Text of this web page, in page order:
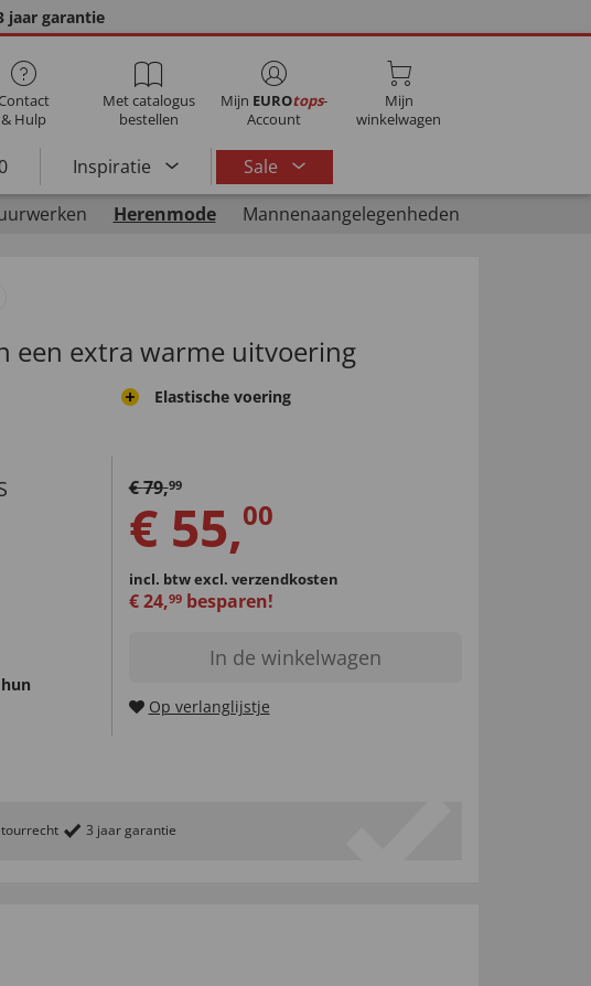
jaar garantie
Contact
& Hulp
Met catalogus
bestellen
Mijn EUROtops-
Account
Mijn
winkelwagen
Inspiratie
Sale
Herenmode Mannenaangelegenheden
een extra warme uitvoering
Elastische voering
€79,99
€ 55,00
incl. btwexcl. verzendkosten
€24,99besparen!
In de winkelwagen
Op verlanglijstje
3 jaar garantie